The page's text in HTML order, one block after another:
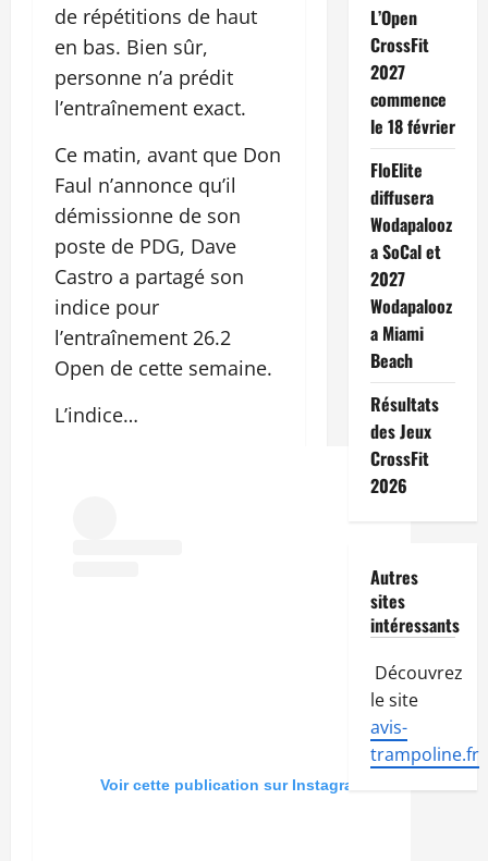
de répétitions de haut
en bas. Bien sûr,
personne n’a prédit
l’entraînement exact.
Ce matin, avant que Don
Faul n’annonce qu’il
démissionne de son
poste de PDG, Dave
Castro a partagé son
indice pour
l’entraînement 26.2
Open de cette semaine.
L’indice…
Voir cette publication sur Instagram
L’Open
CrossFit
2027
commence
le 18 février
FloElite
diffusera
Wodapalooz
a SoCal et
2027
Wodapalooz
a Miami
Beach
Résultats
des Jeux
CrossFit
2026
Autres
sites
intéressants
Découvrez
le site
avis-
trampoline.fr